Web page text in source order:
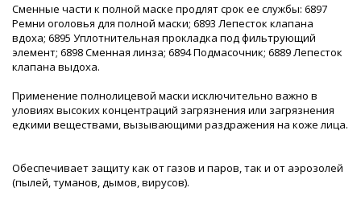
Сменные части к полной маске продлят срок ее службы: 6897
Ремни оголовья для полной маски; 6893 Лепесток клапана
вдоха; 6895 Уплотнительная прокладка под фильтрующий
элемент; 6898 Сменная линза; 6894 Подмасочник; 6889 Лепесток
клапана выдоха.
Применение полнолицевой маски исключительно важно в
уловиях высоких концентраций загрязнения или загрязнения
едкими веществами, вызывающими раздражения на коже лица.
Обеспечивает защиту как от газов и паров, так и от аэрозолей
(пылей, туманов, дымов, вирусов).